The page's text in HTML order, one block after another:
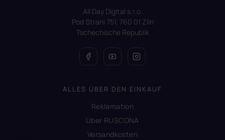
All Day Digital s.r.o.
Pod Strani 751, 760 01 Zlín
Tschechische Republik
ALLES ÜBER DEN EINKAUF
Reklamation
Uber RUSCONA
Versandkosten